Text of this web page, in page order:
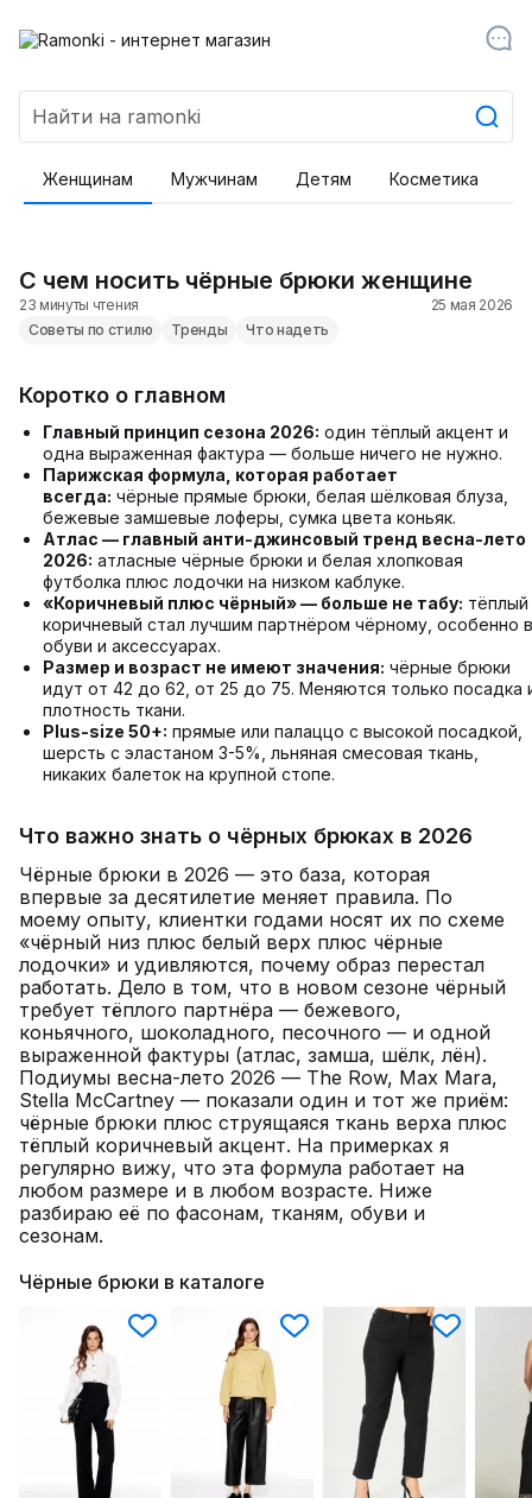
Женщинам Мужчинам Детям Косметика
С чем носить чёрные брюки женщине
Советы по стилю Тренды Что надеть
23 минуты чтения 25 мая 2026
Коротко о главном
Главный принцип сезона 2026: один тёплый акцент и
одна выраженная фактура — больше ничего не нужно.
Парижская формула, которая работает
всегда: чёрные прямые брюки, белая шёлковая блуза,
бежевые замшевые лоферы, сумка цвета коньяк.
Атлас — главный анти-джинсовый тренд весна-лето
2026: атласные чёрные брюки и белая хлопковая
футболка плюс лодочки на низком каблуке.
«Коричневый плюс чёрный» — больше не табу: тёплый
коричневый стал лучшим партнёром чёрному, особенно в
обуви и аксессуарах.
Размер и возраст не имеют значения: чёрные брюки
идут от 42 до 62, от 25 до 75. Меняются только посадка
плотность ткани.
Plus-size 50+: прямые или палаццо с высокой посадкой,
шерсть с эластаном 3-5%, льняная смесовая ткань,
никаких балеток на крупной стопе.
Что важно знать о чёрных брюках в 2026
Чёрные брюки в 2026 — это база, которая
впервые за десятилетие меняет правила. По
моему опыту, клиентки годами носят их по схеме
«чёрный низ плюс белый верх плюс чёрные
лодочки» и удивляются, почему образ перестал
работать. Дело в том, что в новом сезоне чёрный
требует тёплого партнёра — бежевого,
коньячного, шоколадного, песочного — и одной
выраженной фактуры (атлас, замша, шёлк, лён).
Подиумы весна-лето 2026 — The Row, Max Mara,
Stella McCartney — показали один и тот же приём:
чёрные брюки плюс струящаяся ткань верха плюс
тёплый коричневый акцент. На примерках я
регулярно вижу, что эта формула работает на
любом размере и в любом возрасте. Ниже
разбираю её по фасонам, тканям, обуви и
сезонам.
Чёрные брюки в каталоге